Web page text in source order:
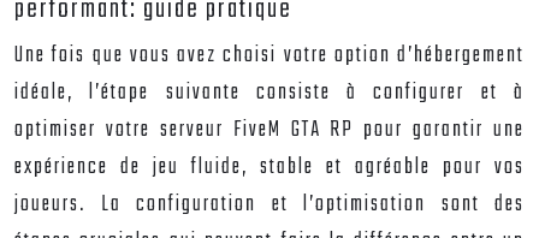
performant: guide pratique
Une fois que vous avez choisi votre option d’hébergement
idéale, l’étape suivante consiste à configurer et à
optimiser votre serveur FiveM GTA RP pour garantir une
expérience de jeu fluide, stable et agréable pour vos
joueurs. La configuration et l’optimisation sont des